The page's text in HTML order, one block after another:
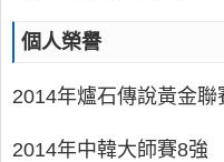
個人榮譽
2014年爐石傳說黃金
2014年中韓大師賽8強